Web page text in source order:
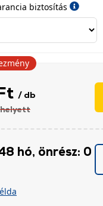
biztosítás
/ db
helyett
hó, önrész: 0